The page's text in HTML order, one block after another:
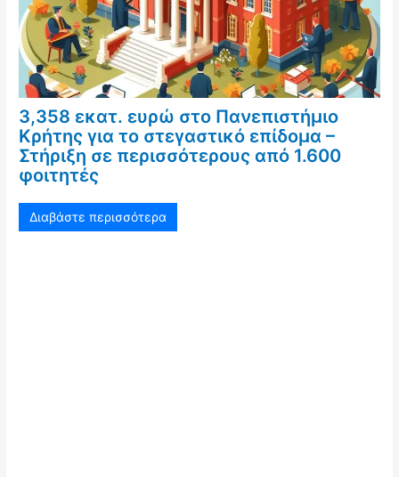
3,358 εκατ. ευρώ στο Πανεπιστήμιο
Κρήτης για το στεγαστικό επίδομα –
Στήριξη σε περισσότερους από 1.600
φοιτητές
Διαβάστε περισσότερα